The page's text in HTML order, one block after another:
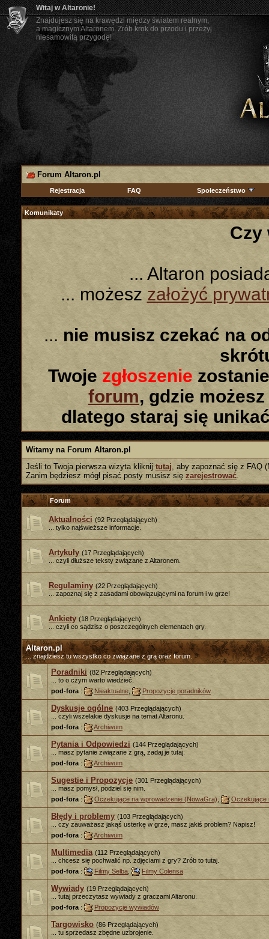
Witaj w Altaronie!
Znajdujesz się na krawędzi między światem realnym,
a magicznym Altaronem. Zrób krok do przodu i przeżyj
niesamowitą przygodę!
Forum Altaron.pl
Rejestracja FAQ Społeczeństwo
Komunikaty
Czy
... Altaron
... możeszzałożyć
... nie musisz czekać na
Twoje zgłoszenie
forum, gdzie
dlatego staraj się
Witamy na Forum Altaron.pl
Jeśli to Twoja pierwsza wizyta kliknij tutaj, aby zapoznać się z FAQ
Zanim będziesz mógł pisać posty musisz się zarejestrować.
Forum
Aktualności (92 Przeglądających)
... tylko najświeższe informacje.
Artykuły (17 Przeglądających)
... czyli dłuższe teksty związane z Altaronem.
Regulaminy (22 Przeglądających)
... zapoznaj się z zasadami obowiązującymi na forum i w grze!
Ankiety (18 Przeglądających)
... czyli co sądzisz o poszczególnych elementach gry.
Altaron.pl
... znajdziesz tu wszystko co związane z grą oraz forum.
Poradniki (82 Przeglądających)
... to o czym warto wiedzieć.
pod-fora : Nieaktualne Propozycje poradników
Dyskusje ogólne (403 Przeglądających)
... czyli wszelakie dyskusje na temat Altaronu.
pod-fora : Archiwum
Pytania i Odpowiedzi (144 Przeglądających)
... masz pytanie związane z grą, zadaj je tutaj.
pod-fora : Archiwum
Sugestie i Propozycje (301 Przeglądających)
... masz pomysł, podziel się nim.
pod-fora : Oczekujące na wprowadzenie (NowaGra) Oczekujące
Błędy i problemy (103 Przeglądających)
... czy zauważasz jakąś usterkę w grze, masz jakiś problem? Napisz!
pod-fora : Archiwum
Multimedia (112 Przeglądających)
... chcesz się pochwalić np. zdjęciami z gry? Zrób to tutaj.
pod-fora : Filmy Selba Filmy Colensa
Wywiady (19 Przeglądających)
... tutaj przeczytasz wywiady z graczami Altaronu.
pod-fora : Propozycje wywiadów
Targowisko (86 Przeglądających)
... tu sprzedasz zbędne uzbrojenie.